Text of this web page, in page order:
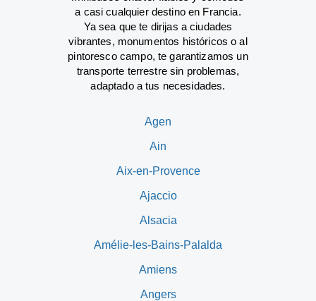
a casi cualquier destino en Francia.
Ya sea que te dirijas a ciudades
vibrantes, monumentos históricos o al
pintoresco campo, te garantizamos un
transporte terrestre sin problemas,
adaptado a tus necesidades.
Agen
Ain
Aix-en-Provence
Ajaccio
Alsacia
Amélie-les-Bains-Palalda
Amiens
Angers